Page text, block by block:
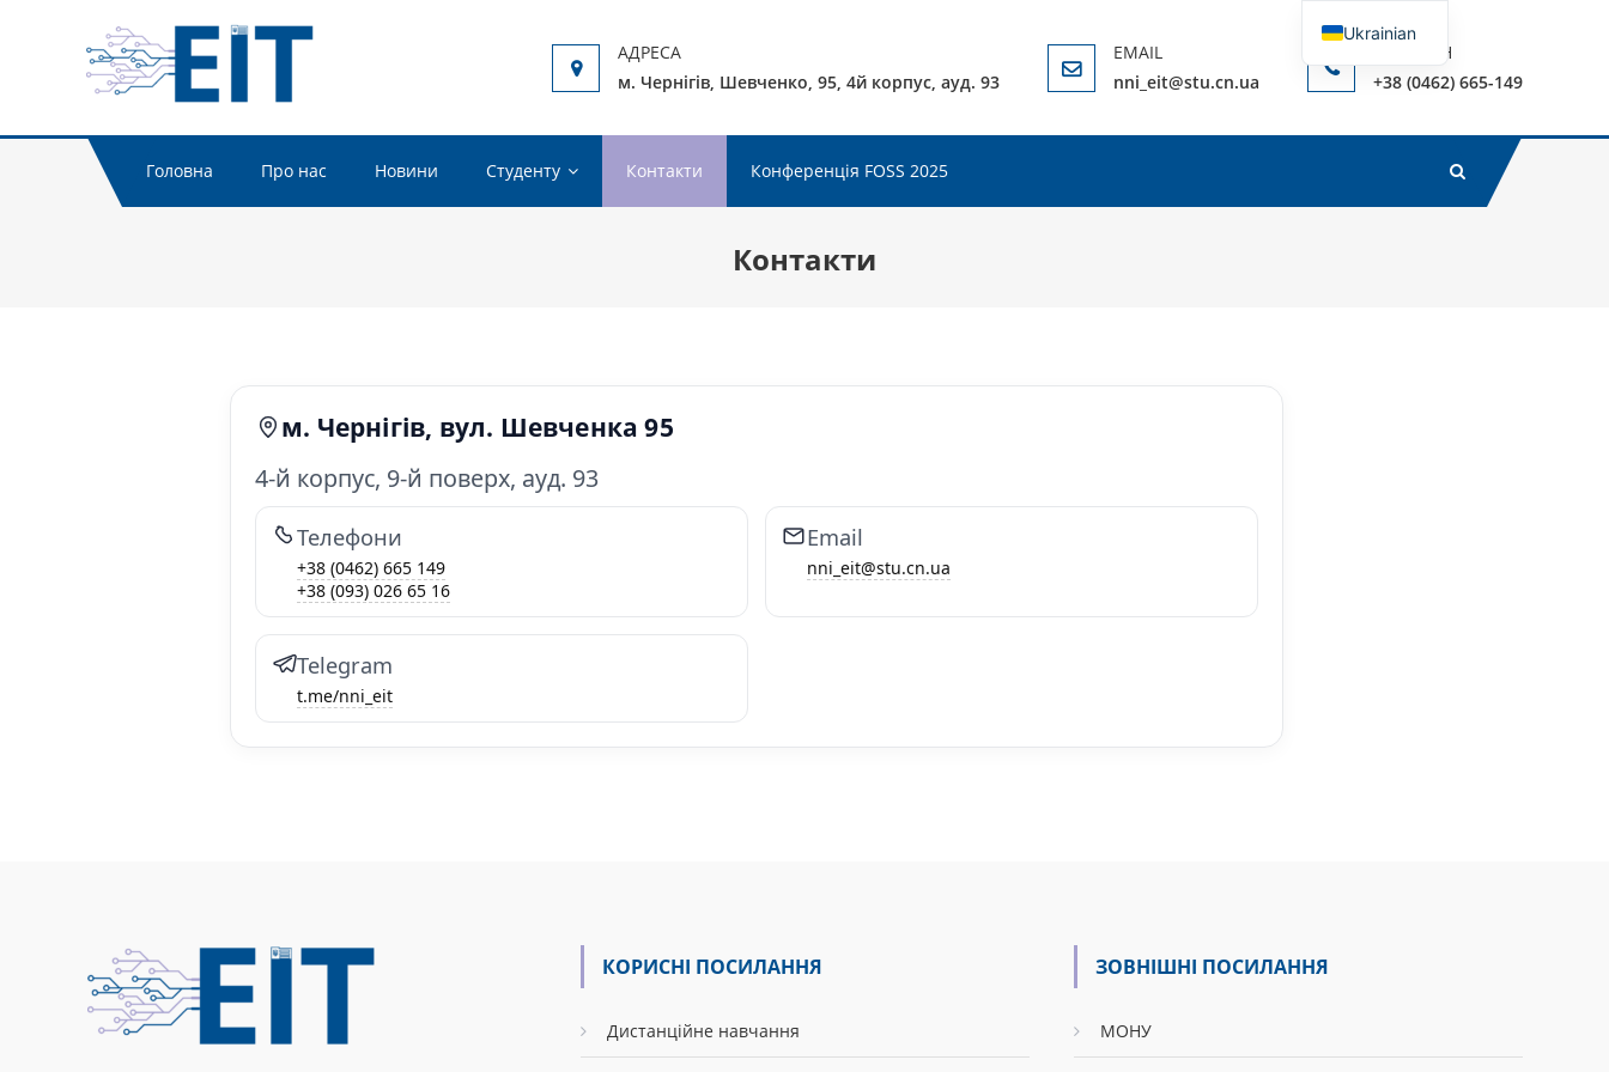
НАВЧАЛЬНО-НАУКОВИЙ ІНСТИТУТ ЕЛЕКТРОННИХ ТА ІНФОРМАЦІЙНИХ ТЕХНОЛОГІЙВ
м. Чернігів, Шевченко, 95, 4й корпус, ауд. 93
nni_eit@stu.cn.ua +38 (0462) 665-149
Головна Про нас Новини Студенту Контакти Конференція FOSS 2025
Контакти
м. Чернігів, вул. Шевченка 95
4-й корпус, 9-й поверх, ауд. 93
Телефони
+38 (0462) 665 149
+38 (093) 026 65 16
Email
nni_eit@stu.cn.ua
Telegram
t.me/nni_eit
КОРИСНІ ПОСИЛАННЯ
Дистанційне навчання
ЗОВНІШНІ ПОСИЛАННЯ
МОНУ
Ukrainian
English